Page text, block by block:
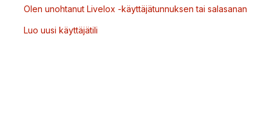
Olen unohtanut Livelox -käyttäjätunnuksen tai salasanan
Luo uusi käyttäjätili